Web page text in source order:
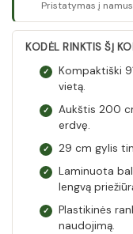
Pristatymas į
KODĖL RINKTIS ŠĮ
✓
Kompaktiški
vietą.
✓
Aukštis 200
erdvę.
✓ 29 cm gylis
✓
Laminuota
lengvą
✓
Plastikinės
naudojimą.